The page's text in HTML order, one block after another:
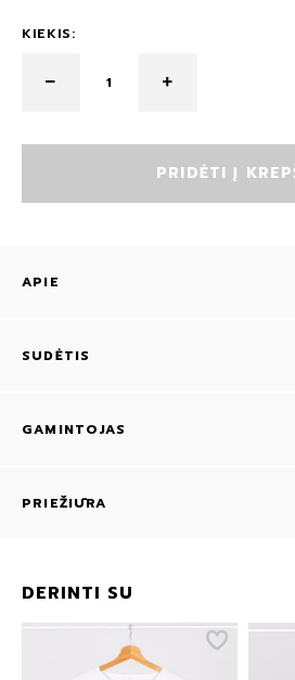
KIEKIS:
PRIDĖTI Į
APIE
SUDĖTIS
GAMINTOJAS
PRIEŽIŪRA
DERINTI SU